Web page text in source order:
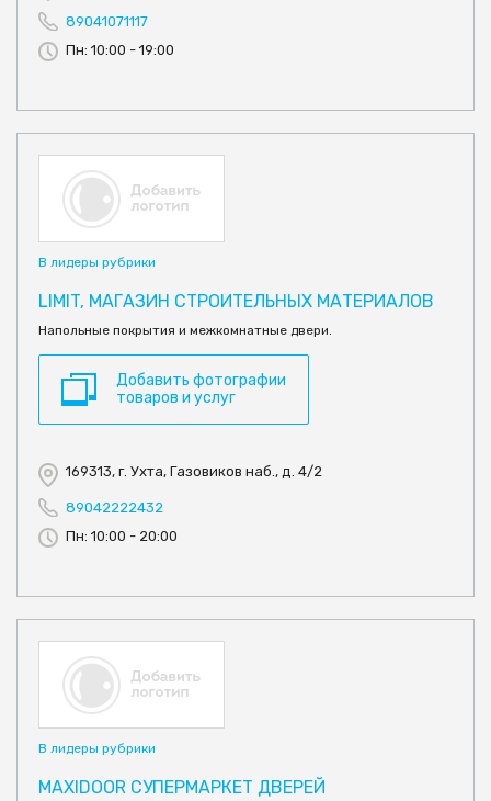
89041071117
Пн: 10:00 - 19:00
В лидеры рубрики
LIMIT, МАГАЗИН СТРОИТЕЛЬНЫХ МАТЕРИАЛОВ
Напольные покрытия и межкомнатные двери.
Добавить фотографии
товаров и услуг
169313, г. Ухта, Газовиков наб., д. 4/2
89042222432
Пн: 10:00 - 20:00
В лидеры рубрики
MAXIDOOR СУПЕРМАРКЕТ ДВЕРЕЙ